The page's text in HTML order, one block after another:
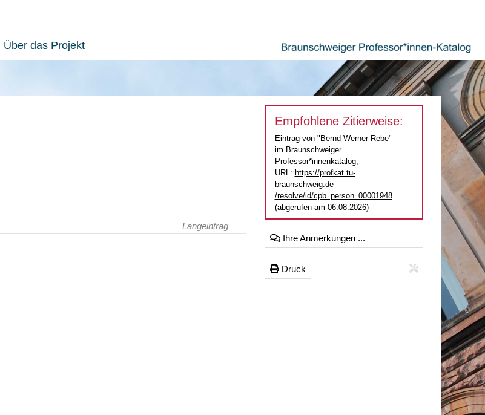
Über das Projekt
Langeintrag
Empfohlene Zitierweise:
Eintrag von "Bernd Werner Rebe"
im Braunschweiger
Professor*innenkatalog,
URL: https://profkat.tu-
braunschweig.de
/resolve/id/cpb_person_00001948
(abgerufen am 06.08.2026)
Ihre Anmerkungen ...
Druck